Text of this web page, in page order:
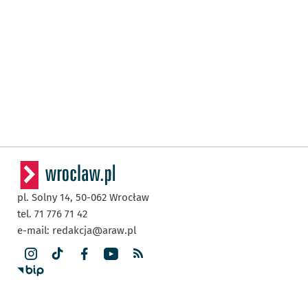
pl. Solny 14, 50-062 Wrocław
tel. 71 776 71 42
e-mail: redakcja@araw.pl